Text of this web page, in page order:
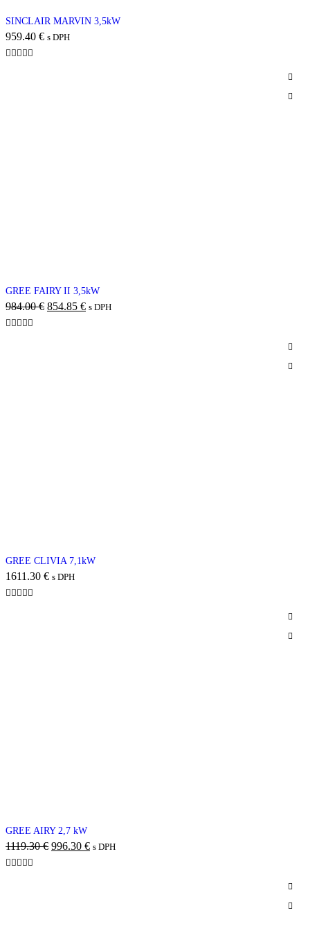
SINCLAIR MARVIN 3,5kW
959.40 € s DPH
-13%
GREE FAIRY II 3,5kW
984.00€ 854.85 € s DPH
GREE CLIVIA 7,1kW
1611.30 € s DPH
-11%
GREE AIRY 2,7 kW
1119.30€ 996.30 € s DPH